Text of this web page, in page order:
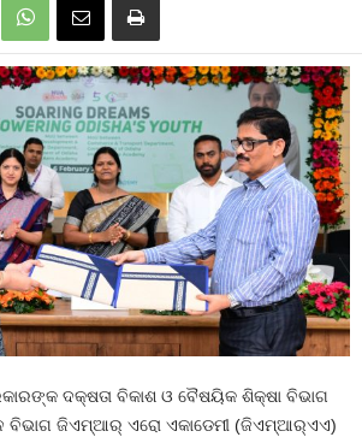
ଦକ୍ଷତା ବିକାଶ ଓ ବୈଷୟିକ ଶିକ୍ଷା ବିଭାଗ
ବିଭାଗ ଜିଏମ୍‌ଆର୍‌ ଏରୋ ଏକାଡେମୀ (ଜିଏମ୍‌ଆର୍‌ଏଏ)